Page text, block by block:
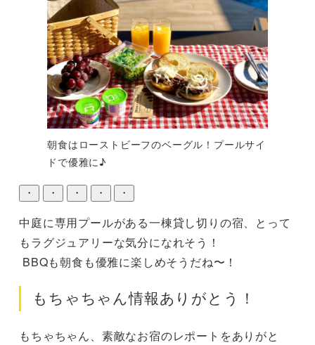
朝食はローストビーフのベーグル！プールサイ
ドで優雅に♪
・ ・ ・ ・ ・
中庭に専用プールがある一棟貸し切りの宿、とって
もラグジュアリーな気分になれそう！
BBQも朝食も優雅に楽しめそうだね〜！
もちゃちゃん情報ありがとう！
もちゃちゃん、素敵なお宿のレポートをありがと